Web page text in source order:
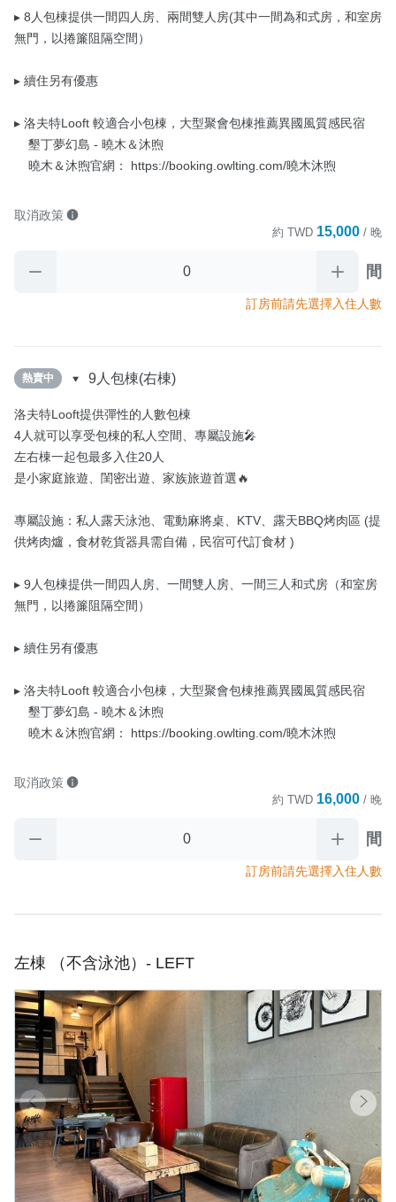
▸ 8人包棟提供一間四人房、兩間雙人房(其中一間為和式房，和室房
無門，以捲簾阻隔空間）
▸ 續住另有優惠
▸ 洛夫特Looft 較適合小包棟，大型聚會包棟推薦異國風質感民宿
    曉木＆沐煦官網： https://booking.owlting.com/曉木沐煦
取消政策
約 TWD 15,000 / 晚
間
訂房前請先選擇入住人數
熱賣中 9人包棟(右棟)
洛夫特Looft提供彈性的人數包棟
4人就可以享受包棟的私人空間、專屬設施🎤
左右棟一起包最多入住20人
是小家庭旅遊、閨密出遊、家族旅遊首選🔥
專屬設施：私人露天泳池、電動麻將桌、KTV、露天BBQ烤肉區 (提
供烤肉爐，食材乾貨器具需自備，民宿可代訂食材 )
▸ 9人包棟提供一間四人房、一間雙人房、一間三人和式房（和室房
無門，以捲簾阻隔空間）
▸ 續住另有優惠
▸ 洛夫特Looft 較適合小包棟，大型聚會包棟推薦異國風質感民宿
    曉木＆沐煦官網： https://booking.owlting.com/曉木沐煦
取消政策
約 TWD 16,000 / 晚
間
訂房前請先選擇入住人數
左棟 （不含泳池）- LEFT